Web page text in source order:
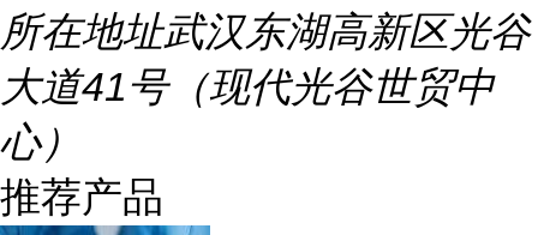
所在地址武汉东湖高新区光谷
大道41号（现代光谷世贸中
心）
推荐产品